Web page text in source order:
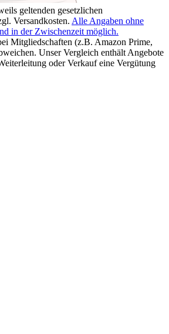
geltenden gesetzlichen
Versandkosten. Alle Angaben ohne
in der Zwischenzeit möglich.
Mitgliedschaften (z.B. Amazon Prime,
Unser Vergleich enthält Angebote
oder Verkauf eine Vergütung